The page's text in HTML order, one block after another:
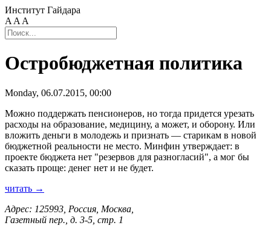
Институт Гайдара
A A A
Остробюджетная политика
Monday, 06.07.2015, 00:00
Можно поддержать пенсионеров, но тогда придется урезать
расходы на образование, медицину, а может, и оборону. Или
вложить деньги в молодежь и признать — старикам в новой
бюджетной реальности не место. Минфин утверждает: в
проекте бюджета нет "резервов для разногласий", а мог бы
сказать проще: денег нет и не будет.
читать →
Адрес: 125993, Россия, Москва,
Газетный пер., д. 3-5, стр. 1